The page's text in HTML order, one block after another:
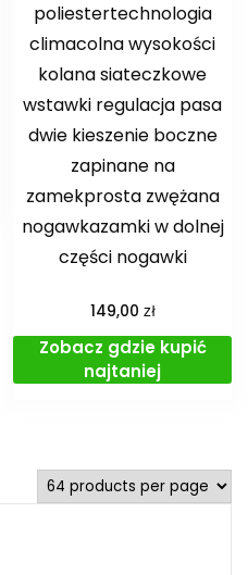
poliestertechnologia
climacolna wysokości
kolana siateczkowe
wstawki regulacja pasa
dwie kieszenie boczne
zapinane na
zamekprosta zwężana
nogawkazamki w dolnej
części nogawki
149,00 zł
Zobacz gdzie kupić
najtaniej